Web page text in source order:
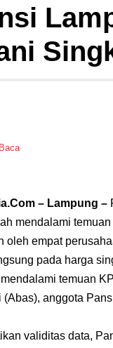
– Lampung –
mendalami
oleh empat
pada harga
temuan
(Abas), anggota
validitas data,